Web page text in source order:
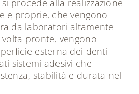
e proprie, che vengono
da laboratori altamente
volta pronte, vengono
esterna dei denti
sistemi adesivi che
stabilità e durata nel